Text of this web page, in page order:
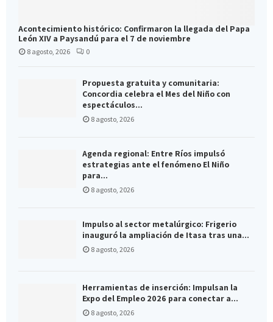
Acontecimiento histórico: Confirmaron la llegada del Papa
León XIV a Paysandú para el 7 de noviembre
8 agosto, 2026 0
Propuesta gratuita y comunitaria:
Concordia celebra el Mes del Niño con
espectáculos...
8 agosto, 2026
Agenda regional: Entre Ríos impulsó
estrategias ante el fenómeno El Niño
para...
8 agosto, 2026
Impulso al sector metalúrgico: Frigerio
inauguró la ampliación de Itasa tras una...
8 agosto, 2026
Herramientas de inserción: Impulsan la
Expo del Empleo 2026 para conectar a...
8 agosto, 2026